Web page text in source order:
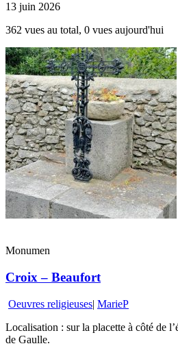
13 juin 2026
362 vues au total, 0 vues aujourd'hui
Monumen
Croix – Beaufort
Oeuvres religieuses| MarieP
Localisation : sur la placette à côté de
de Gaulle.